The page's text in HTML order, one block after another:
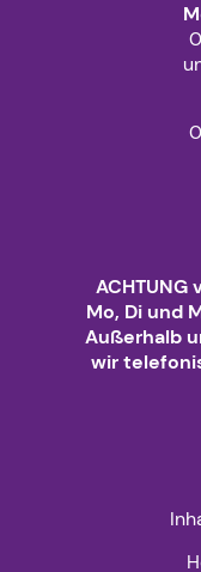
ACHTUNG
Mo, Di und
Außerhalb
wir